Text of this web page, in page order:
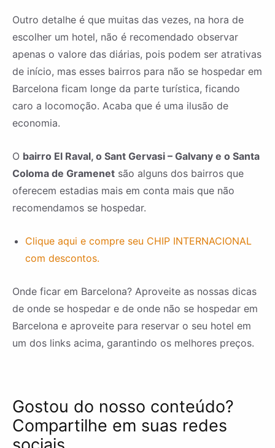
Outro detalhe é que muitas das vezes, na hora de
escolher um hotel, não é recomendado observar
apenas o valore das diárias, pois podem ser atrativas
de início, mas esses bairros para não se hospedar em
Barcelona ficam longe da parte turística, ficando
caro a locomoção. Acaba que é uma ilusão de
economia.
O bairro El Raval, o Sant Gervasi – Galvany e o Santa
Coloma de Gramenet são alguns dos bairros que
oferecem estadias mais em conta mais que não
recomendamos se hospedar.
Clique aqui e compre seu CHIP INTERNACIONAL
com descontos.
Onde ficar em Barcelona? Aproveite as nossas dicas
de onde se hospedar e de onde não se hospedar em
Barcelona e aproveite para reservar o seu hotel em
um dos links acima, garantindo os melhores preços.
Gostou do nosso conteúdo?
Compartilhe em suas redes